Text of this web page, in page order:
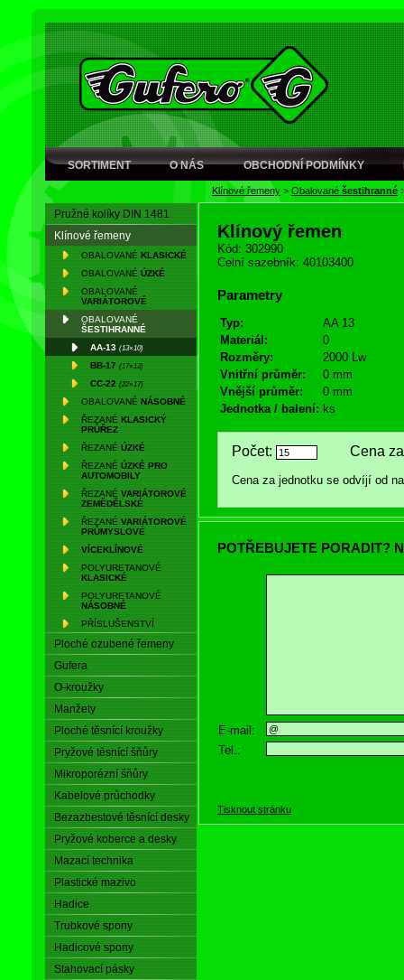
SORTIMENT O NÁS OBCHODNÍ PODMÍNKY
Klínové řemeny > Obalované šestihranné
Pružné kolíky DIN 1481
Klínové řemeny
OBALOVANÉ KLASICKÉ
OBALOVANÉ ÚZKÉ
OBALOVANÉ
VARIÁTOROVÉ
OBALOVANÉ
ŠESTIHRANNÉ
AA-13 (13×10)
BB-17 (17×13)
CC-22 (22×17)
OBALOVANÉ NÁSOBNÉ
ŘEZANÉ KLASICKÝ
PRŮŘEZ
ŘEZANÉ ÚZKÉ
ŘEZANÉ ÚZKÉ PRO
AUTOMOBILY
ŘEZANÉ VARIÁTOROVÉ
ZEMĚDĚLSKÉ
ŘEZANÉ VARIÁTOROVÉ
PRŮMYSLOVÉ
VÍCEKLÍNOVÉ
POLYURETANOVÉ
KLASICKÉ
POLYURETANOVÉ
NÁSOBNÉ
PŘÍSLUŠENSTVÍ
Ploché ozubené řemeny
Gufera
O-kroužky
Manžety
Ploché těsnící kroužky
Pryžové těsnící šňůry
Mikroporézní šňůry
Kabelové průchodky
Bezazbestové těsnící desky
Pryžové koberce a desky
Mazací technika
Plastické mazivo
Hadice
Trubkové spony
Hadicové spony
Stahovací pásky
Klínový řemen
Kód: 302990
Celní sazebník: 40103400
Parametry
Typ:
AA 13
Materiál:
0
Rozměry:
2000 Lw
Vnitřní průměr:
0 mm
Vnější průměr:
0 mm
Jednotka / balení: ks
Počet: Cena za
Cena za jednotku se odvíjí od
POTŘEBUJETE PORADIT?
E-mail:
Tel.:
Tisknout stránku